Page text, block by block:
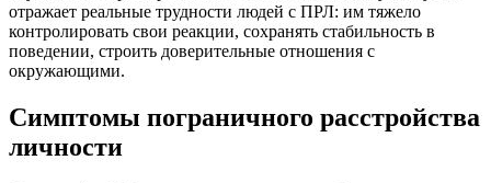
отражает реальные трудности людей с ПРЛ: им тяжело
контролировать свои реакции, сохранять стабильность в
поведении, строить доверительные отношения с
окружающими.
Симптомы пограничного расстройства
личности